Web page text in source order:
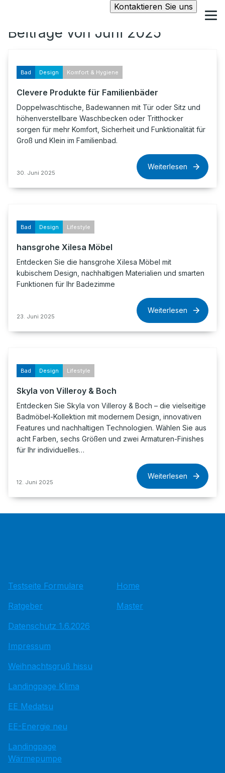
Kontaktieren Sie uns
Beiträge von Juni 2025
Bad Design Komfort & Hygiene
Clevere Produkte für Familienbäder
Doppelwaschtische, Badewannen mit Tür oder Sitz und
höhenverstellbare Waschbecken oder Tritthocker
sorgen für mehr Komfort, Sicherheit und Funktionalität für
Groß und Klein im Familienbad.
30. Juni 2025
Weiterlesen
Bad Design Lifestyle
hansgrohe Xilesa Möbel
Entdecken Sie die hansgrohe Xilesa Möbel mit
kubischem Design, nachhaltigen Materialien und smarten
Funktionen für Ihr Badezimme
23. Juni 2025
Weiterlesen
Bad Design Lifestyle
Skyla von Villeroy & Boch
Entdecken Sie Skyla von Villeroy & Boch – die vielseitige
Badmöbel-Kollektion mit modernem Design, innovativen
Features und nachhaltigen Technologien. Wählen Sie aus
acht Farben, sechs Größen und zwei Armaturen-Finishes
für Ihr individuelles…
12. Juni 2025
Weiterlesen
Testseite Formulare
Ratgeber
Datenschutz 1.6.2026
Impressum
Weihnachtsgruß hissu
Landingpage Klima
EE Medatsu
EE-Energie neu
Landingpage
Wärmepumpe
Home
Master